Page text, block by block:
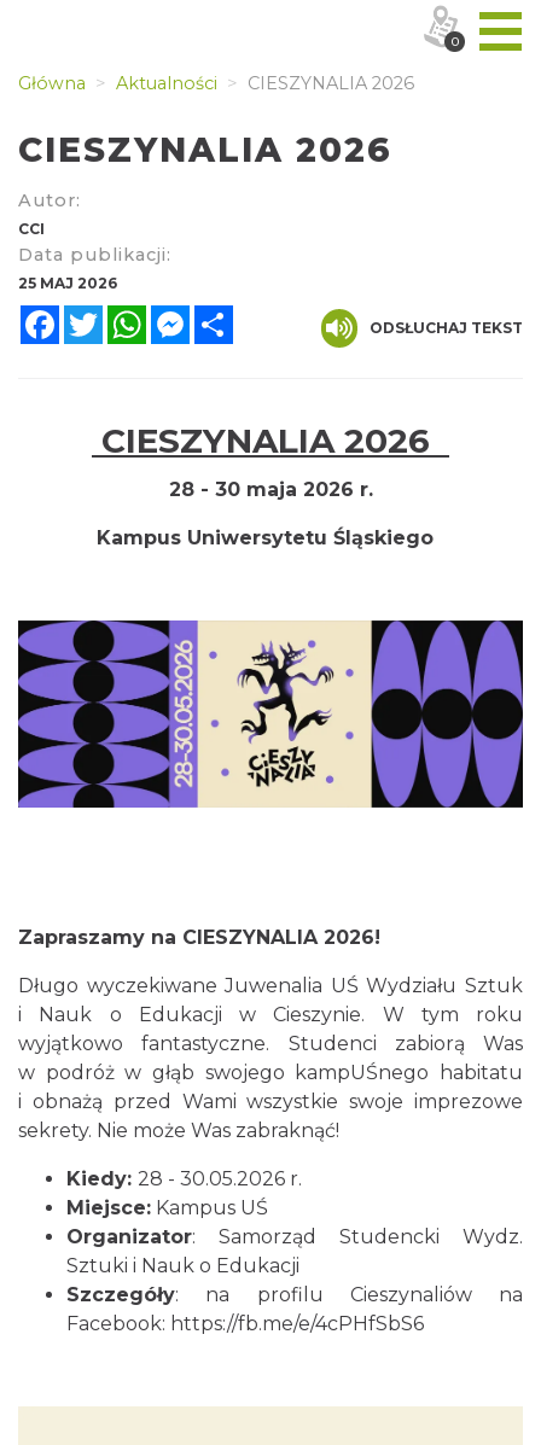
Główna Aktualności CIESZYNALIA 2026
CIESZYNALIA 2026
Autor:
CCI
Data publikacji:
25 MAJ 2026
FacebookTwitterWhatsAppMessenger
ODSŁUCHAJ TEKST
CIESZYNALIA 2026
28 - 30 maja 2026 r.
Kampus Uniwersytetu Śląskiego
Zapraszamy na CIESZYNALIA 2026!
Długo wyczekiwane Juwenalia UŚ Wydziału Sztuk
i Nauk o Edukacji w Cieszynie. W tym roku
wyjątkowo fantastyczne. Studenci zabiorą Was
w podróż w głąb swojego kampUŚnego habitatu
i obnażą przed Wami wszystkie swoje imprezowe
sekrety. Nie może Was zabraknąć!
Kiedy: 28 - 30.05.2026 r.
Miejsce: Kampus UŚ
Organizator: Samorząd Studencki Wydz.
Sztuki i Nauk o Edukacji
Szczegóły: na profilu Cieszynaliów na
Facebook: https://fb.me/e/4cPHfSbS6
0